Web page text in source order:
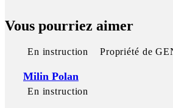
Vous pourriez aimer
En instruction Propriété de
Milin Polan
En instruction